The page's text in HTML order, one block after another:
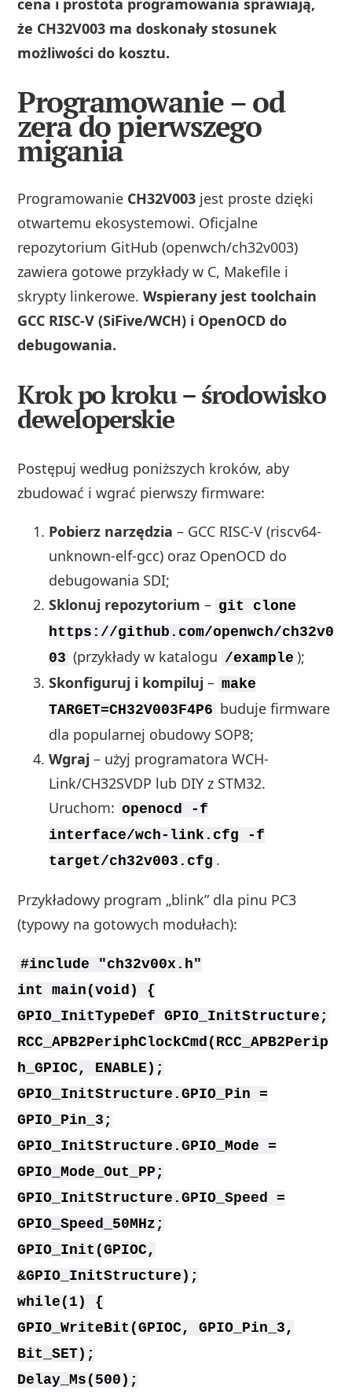
cena i prostota programowania sprawiają,
że CH32V003 ma doskonały stosunek
możliwości do kosztu.
Programowanie – od
zera do pierwszego
migania
Programowanie CH32V003 jest proste dzięki
otwartemu ekosystemowi. Oficjalne
repozytorium GitHub (openwch/ch32v003)
zawiera gotowe przykłady w C, Makefile i
skrypty linkerowe.Wspierany jest toolchain
GCC RISC‑V (SiFive/WCH) i OpenOCD do
debugowania.
Krok po kroku – środowisko
deweloperskie
Postępuj według poniższych kroków, aby
zbudować i wgrać pierwszy firmware:
Pobierz narzędzia – GCC RISC‑V (riscv64-
unknown-elf-gcc) oraz OpenOCD do
debugowania SDI;
Sklonuj repozytorium – git clone
https://github.com/openwch/ch32v0
03 (przykłady w katalogu /example );
Skonfiguruj i kompiluj – make
TARGET=CH32V003F4P6 buduje firmware
dla popularnej obudowy SOP8;
Wgraj – użyj programatora WCH-
Link/CH32SVDP lub DIY z STM32.
Uruchom: openocd -f
interface/wch-link.cfg -f
target/ch32v003.cfg .
Przykładowy program „blink” dla pinu PC3
(typowy na gotowych modułach):
#include "ch32v00x.h"
int main(void) {
GPIO_InitTypeDef GPIO_InitStructure;
RCC_APB2PeriphClockCmd(RCC_APB2Perip
h_GPIOC, ENABLE);
GPIO_InitStructure.GPIO_Pin =
GPIO_Pin_3;
GPIO_InitStructure.GPIO_Mode =
GPIO_Mode_Out_PP;
GPIO_InitStructure.GPIO_Speed =
GPIO_Speed_50MHz;
GPIO_Init(GPIOC,
&GPIO_InitStructure);
while(1) {
GPIO_WriteBit(GPIOC, GPIO_Pin_3,
Bit_SET);
Delay_Ms(500);